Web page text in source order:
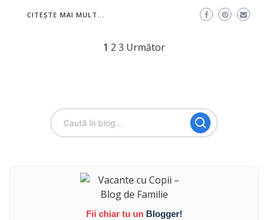
CITEȘTE MAI MULT...
1 2 3 Următor
Fii chiar tu un Blogger!